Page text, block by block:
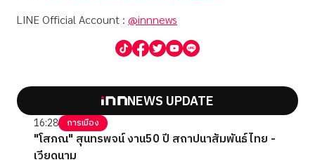
LINE Official Account : @innnews
NEWS UPDATE
16:28 การเมือง
"โสภณ" สุนทรพจน์ งาน50 ปี สถาปนาสัมพันธ์ไทย -